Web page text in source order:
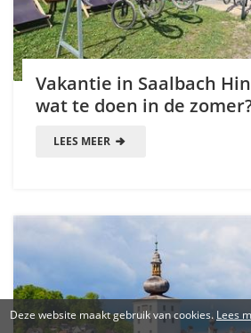
Vakantie in Saalbach
wat te doen in de
LEES MEER
Deze website maakt gebruik van cookies. Lees